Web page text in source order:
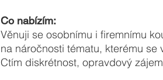
Co nabízím:
Věnuji se osobnímu i firemnímu
na náročnosti tématu, kterému
Ctím diskrétnost, opravdový